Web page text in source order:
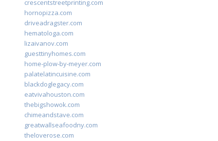
crescentstreetprinting.com
hornopizza.com
driveadragster.com
hematologa.com
lizaivanov.com
guesttinyhomes.com
home-plow-by-meyer.com
palatelatincuisine.com
blackdoglegacy.com
eatvivahouston.com
thebigshowok.com
chimeandstave.com
greatwallseafoodny.com
theloverose.com